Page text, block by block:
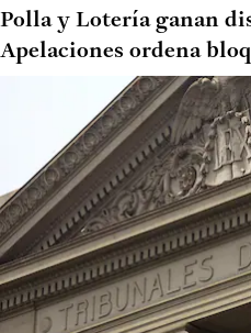
Polla y Lotería ganan
Apelaciones ordena